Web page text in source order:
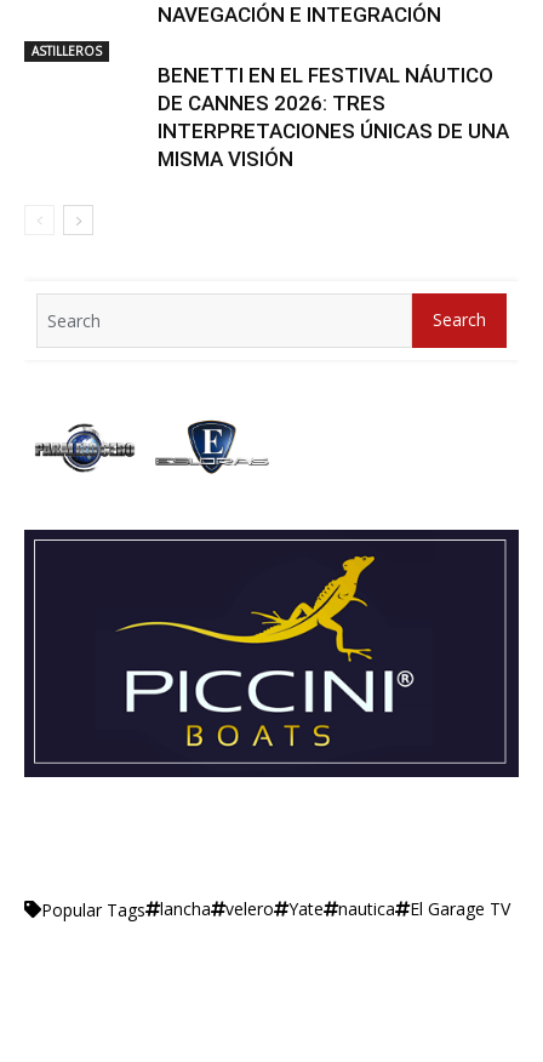
NAVEGACIÓN E INTEGRACIÓN
ASTILLEROS
BENETTI EN EL FESTIVAL NÁUTICO
DE CANNES 2026: TRES
INTERPRETACIONES ÚNICAS DE UNA
MISMA VISIÓN
for:
Search
Popular Tags lancha velero Yate nautica El Garage TV